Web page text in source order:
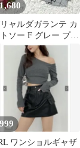
1,680
ャルダガランテ カ
ソー F グレー プル
ーバー プリーツデザ
ン 長袖
999
ワンショルギャザ